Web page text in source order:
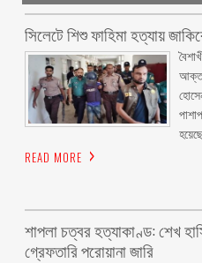
সিলেটে শিশু ফাহিমা হত্যায়
READ MORE
শাপলা চত্বর হত্যাকাণ্ড: শেখ
গ্রেফতারি পরোয়ানা জারি